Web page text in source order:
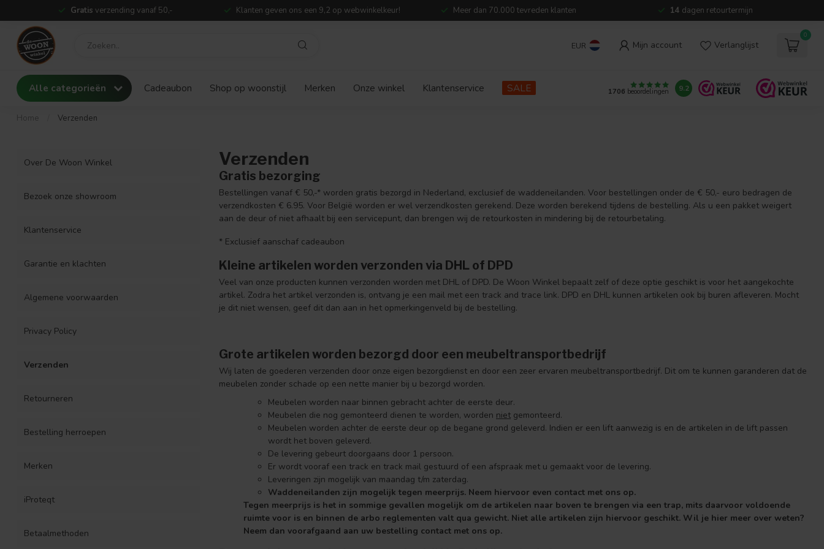
Gratis verzending vanaf 50,- Klanten geven ons een 9,2 op webwinkelkeur! Meer dan 70.000 tevreden klanten 14 dagen retourtermijn
EUR Mijn account Verlanglijst
0
Alle categorieën Cadeaubon Shop op woonstijl Merken Onze winkel Klantenservice SALE 1706 beoordelingen 9.2
Home Verzenden
Over De Woon Winkel
Bezoek onze showroom
Klantenservice
Garantie en klachten
Algemene voorwaarden
Privacy Policy
Verzenden
Retourneren
Bestelling herroepen
Merken
iProteqt
Betaalmethoden
Verzenden
Gratis bezorging
Bestellingen vanaf € 50,-* worden gratis bezorgd in Nederland, exclusief de waddeneilanden. Voor bestellingen onder de € 50,- euro bedragen de
verzendkosten € 6.95. Voor België worden er wel verzendkosten gerekend. Deze worden berekend tijdens de bestelling. Als u een pakket weigert
aan de deur of niet afhaalt bij een servicepunt, dan brengen wij de retourkosten in mindering bij de retourbetaling.
* Exclusief aanschaf cadeaubon
Kleine artikelen worden verzonden via DHL of DPD
Veel van onze producten kunnen verzonden worden met DHL of DPD. De Woon Winkel bepaalt zelf of deze optie geschikt is voor het aangekochte
artikel. Zodra het artikel verzonden is, ontvang je een mail met een track and trace link. DPD en DHL kunnen artikelen ook bij buren afleveren. Mocht
je dit niet wensen, geef dit dan aan in het opmerkingenveld bij de bestelling.
Grote artikelen worden bezorgd door een meubeltransportbedrijf
Wij laten de goederen verzenden door onze eigen bezorgdienst en door een zeer ervaren meubeltransportbedrijf. Dit om te kunnen garanderen dat de
meubelen zonder schade op een nette manier bij u bezorgd worden.
Meubelen worden naar binnen gebracht achter de eerste deur.
Meubelen die nog gemonteerd dienen te worden, worden niet gemonteerd.
Meubelen worden achter de eerste deur op de begane grond geleverd. Indien er een lift aanwezig is en de artikelen in de lift passen
wordt het boven geleverd.
De levering gebeurt doorgaans door 1 persoon.
Er wordt vooraf een track en track mail gestuurd of een afspraak met u gemaakt voor de levering.
Leveringen zijn mogelijk van maandag t/m zaterdag.
Waddeneilanden zijn mogelijk tegen meerprijs. Neem hiervoor even contact met ons op.
Tegen meerprijs is het in sommige gevallen mogelijk om de artikelen naar boven te brengen via een trap, mits daarvoor voldoende
ruimte voor is en binnen de arbo reglementen valt qua gewicht. Niet alle artikelen zijn hiervoor geschikt. Wil je hier meer over weten?
Neem dan voorafgaand aan uw bestelling contact met ons op.